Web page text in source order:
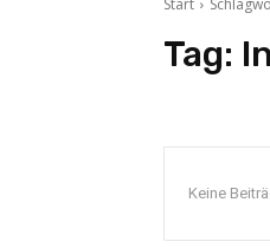
Start
Tag:
Keine